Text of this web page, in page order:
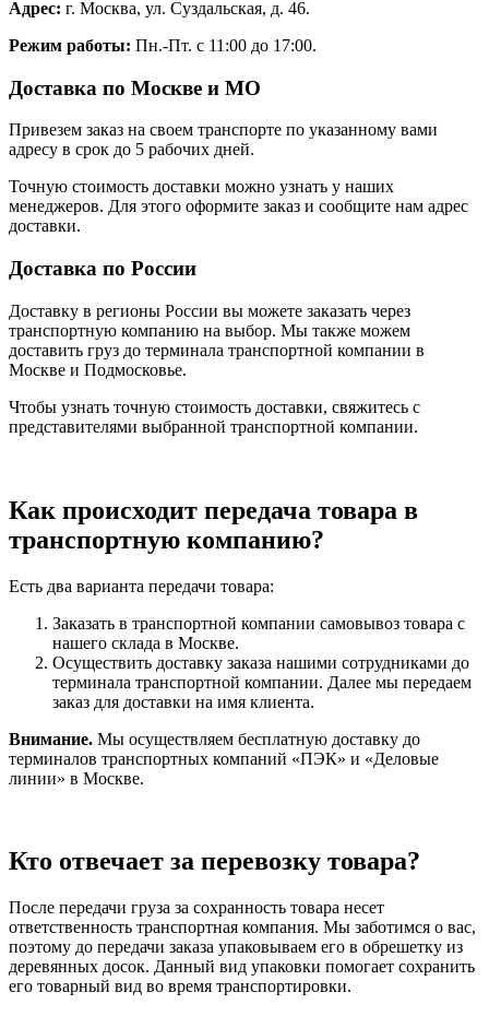
Адрес: г. Москва, ул. Суздальская, д. 46.
Режим работы: Пн.-Пт. с 11:00 до 17:00.
Доставка по Москве и МО
Привезем заказ на своем транспорте по указанному вами
адресу в срок до 5 рабочих дней.
Точную стоимость доставки можно узнать у наших
менеджеров. Для этого оформите заказ и сообщите нам адрес
доставки.
Доставка по России
Доставку в регионы России вы можете заказать через
транспортную компанию на выбор. Мы также можем
доставить груз до терминала транспортной компании в
Москве и Подмосковье.
Чтобы узнать точную стоимость доставки, свяжитесь с
представителями выбранной транспортной компании.
Как происходит передача товара в
транспортную компанию?
Есть два варианта передачи товара:
Заказать в транспортной компании самовывоз товара с
нашего склада в Москве.
Осуществить доставку заказа нашими сотрудниками до
терминала транспортной компании. Далее мы передаем
заказ для доставки на имя клиента.
Внимание. Мы осуществляем бесплатную доставку до
терминалов транспортных компаний «ПЭК» и «Деловые
линии» в Москве.
Кто отвечает за перевозку товара?
После передачи груза за сохранность товара несет
ответственность транспортная компания. Мы заботимся о вас,
поэтому до передачи заказа упаковываем его в обрешетку из
деревянных досок. Данный вид упаковки помогает сохранить
его товарный вид во время транспортировки.